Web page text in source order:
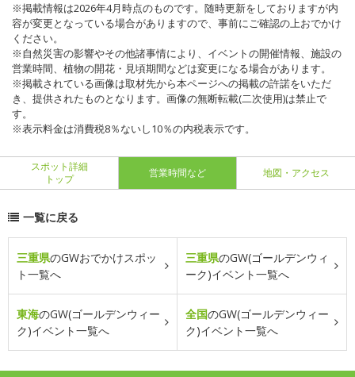
※掲載情報は2026年4月時点のものです。随時更新をしておりますが内
容が変更となっている場合がありますので、事前にご確認の上おでかけ
ください。
※自然災害の影響やその他諸事情により、イベントの開催情報、施設の
営業時間、植物の開花・見頃期間などは変更になる場合があります。
※掲載されている画像は取材先から本ページへの掲載の許諾をいただ
き、提供されたものとなります。画像の無断転載(二次使用)は禁止で
す。
※表示料金は消費税8％ないし10％の内税表示です。
スポット詳細
トップ
営業時間など 地図・アクセス
一覧に戻る
三重県のGWおでかけスポッ
ト一覧へ
三重県のGW(ゴールデンウィ
ーク)イベント一覧へ
東海のGW(ゴールデンウィー
ク)イベント一覧へ
全国のGW(ゴールデンウィー
ク)イベント一覧へ